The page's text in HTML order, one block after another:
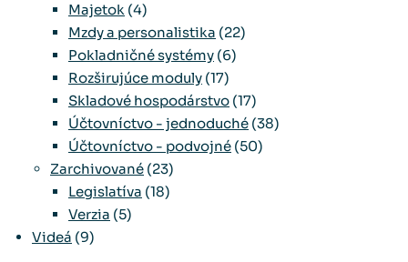
Majetok (4)
Mzdy a personalistika (22)
Pokladničné systémy (6)
Rozširujúce moduly (17)
Skladové hospodárstvo (17)
Účtovníctvo - jednoduché (38)
Účtovníctvo - podvojné (50)
Zarchivované (23)
Legislatíva (18)
Verzia (5)
Videá (9)